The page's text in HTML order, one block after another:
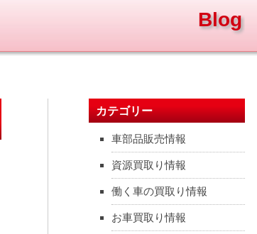
Blog
カテゴリー
車部品販売情報
資源買取り情報
働く車の買取り情報
お車買取り情報